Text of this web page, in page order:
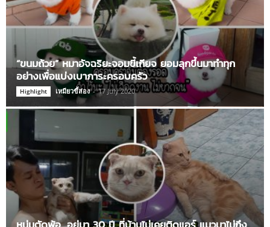
“ขนมถ้วย” หมาอัจฉริยะจอมขี้เกียจ ยอมลุกขึ้นมาทำทุก
อย่างเพื่อแบ่งเบาภาระครอบครัว
Highlight เหมียวขี้ส่อง - 17 July 2020